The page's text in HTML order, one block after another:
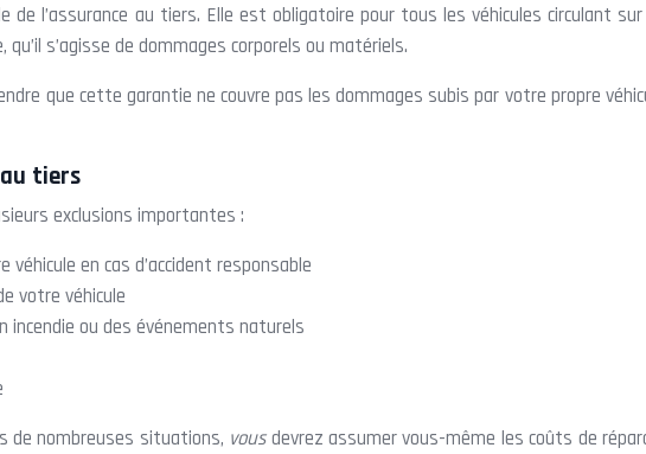
de l’assurance au tiers. Elle est obligatoire pour tous les véhicules circulant
s’agisse de dommages corporels ou matériels.
que cette garantie ne couvre pas les dommages subis par votre propre
tiers
exclusions importantes :
en cas d’accident responsable
votre véhicule
incendie ou des événements naturels
de nombreuses situations, vousdevrez assumer vous-même les coûts de